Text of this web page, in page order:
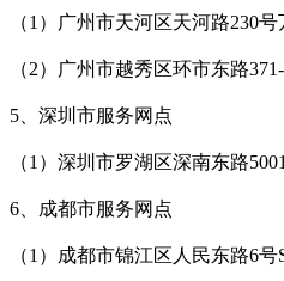
（1）广州市天河区天河路230
（2）广州市越秀区环市东路
5、深圳市服务网点
（1）深圳市罗湖区深南东路
6、成都市服务网点
（1）成都市锦江区人民东路6